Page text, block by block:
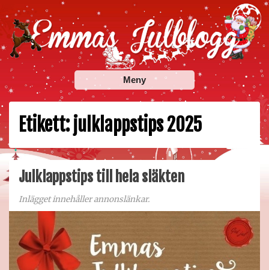
Skip
to
content
Emmas Julblogg
Julbloggar om julnyheter, julklappstips, julkalendrar,
adventskalendrar , julpyssel och julrecept!
Meny
Etikett:julklappstips 2025
Julklappstips till hela släkten
Inlägget innehåller annonslänkar.